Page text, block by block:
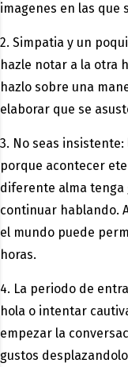
imagenes en las que
2. Simpatia y un
hazle notar a la otra
hazlo sobre una
elaborar que se
3. No seas
porque acontecer
diferente alma tenga
continuar hablando.
el mundo puede
horas.
4. La periodo de
hola o intentar
empezar la
gustos